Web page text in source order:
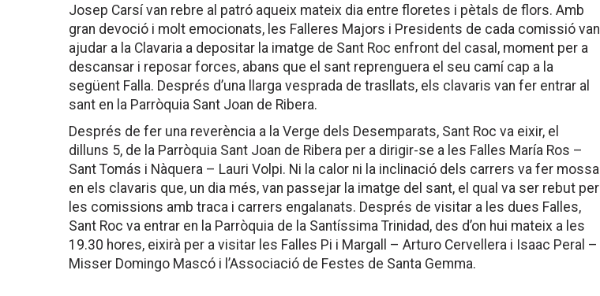
Josep Carsí van rebre al patró aqueix mateix dia entre floretes i pètals de flors. Amb
gran devoció i molt emocionats, les Falleres Majors i Presidents de cada comissió van
ajudar a la Clavaria a depositar la imatge de Sant Roc enfront del casal, moment per a
descansar i reposar forces, abans que el sant reprenguera el seu camí cap a la
següent Falla. Després d’una llarga vesprada de trasllats, els clavaris van fer entrar al
sant en la Parròquia Sant Joan de Ribera.
Després de fer una reverència a la Verge dels Desemparats, Sant Roc va eixir, el
dilluns 5, de la Parròquia Sant Joan de Ribera per a dirigir-se a les Falles María Ros –
Sant Tomás i Nàquera – Lauri Volpi. Ni la calor ni la inclinació dels carrers va fer mossa
en els clavaris que, un dia més, van passejar la imatge del sant, el qual va ser rebut per
les comissions amb traca i carrers engalanats. Després de visitar a les dues Falles,
Sant Roc va entrar en la Parròquia de la Santíssima Trinidad, des d’on hui mateix a les
19.30 hores, eixirà per a visitar les Falles Pi i Margall – Arturo Cervellera i Isaac Peral –
Misser Domingo Mascó i l’Associació de Festes de Santa Gemma.